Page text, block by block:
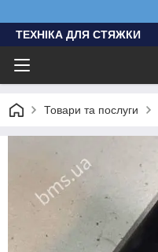
ТЕХНІКА ДЛЯ СТЯЖКИ
Товари та послуги